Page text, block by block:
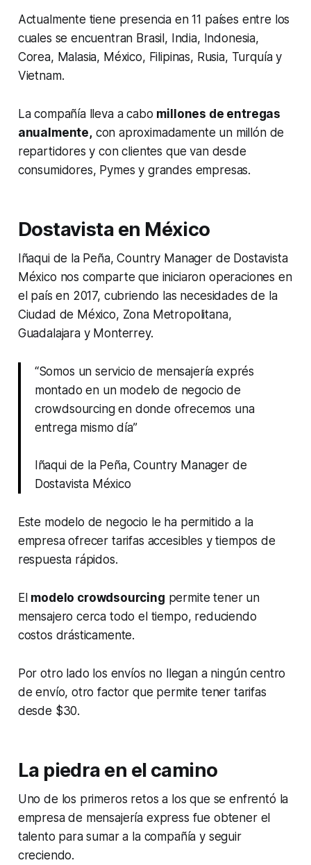
Actualmente tiene presencia en 11 países entre los
cuales se encuentran Brasil, India, Indonesia,
Corea, Malasia, México, Filipinas, Rusia, Turquía y
Vietnam.
La compañía lleva a cabo millones de entregas
anualmente,con aproximadamente un millón de
repartidores y con clientes que van desde
consumidores, Pymes y grandes empresas.
Dostavista en México
Iñaqui de la Peña, Country Manager de Dostavista
México nos comparte que iniciaron operaciones en
el país en 2017, cubriendo las necesidades de la
Ciudad de México, Zona Metropolitana,
Guadalajara y Monterrey.
“Somos un servicio de mensajería exprés
montado en un modelo de negocio de
crowdsourcingen donde ofrecemos una
entrega mismo día”
Iñaqui de la Peña, Country Manager de
Dostavista México
Este modelo de negocio le ha permitido a la
empresa ofrecer tarifas accesibles y tiempos de
respuesta rápidos.
El modelo crowdsourcing permite tener un
mensajero cerca todo el tiempo, reduciendo
costos drásticamente.
Por otro lado los envíos no llegan a ningún centro
de envío, otro factor que permite tener tarifas
desde $30.
La piedra en el camino
Uno de los primeros retos a los que se enfrentó la
empresa de mensajería express fue obtener el
talento para sumar a la compañía y seguir
creciendo.